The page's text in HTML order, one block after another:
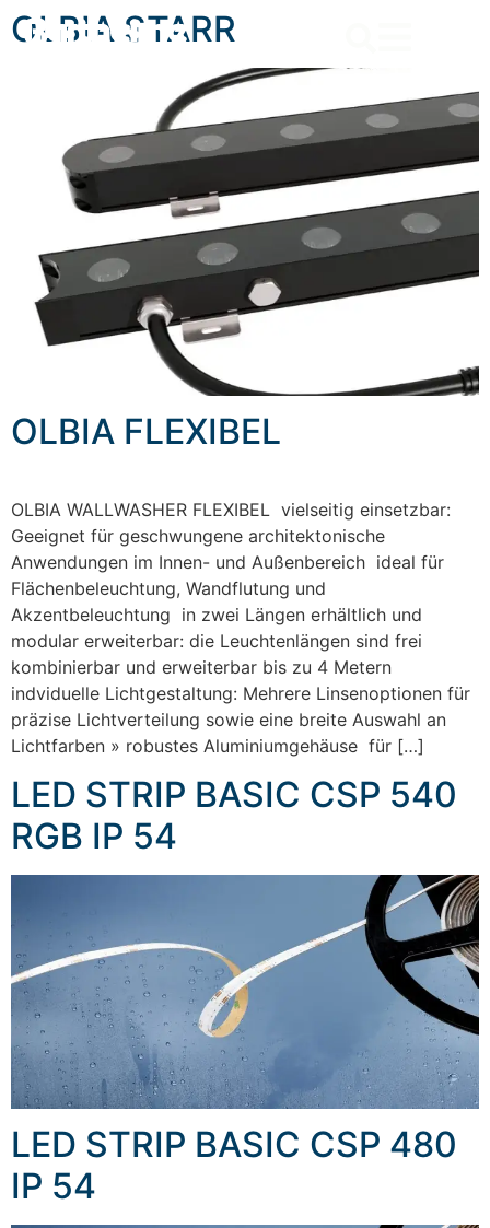
content
OLBIA STARR
OLBIA FLEXIBEL
OLBIA WALLWASHER FLEXIBEL vielseitig einsetzbar:
Geeignet für geschwungene architektonische
Anwendungen im Innen- und Außenbereich ideal für
Flächenbeleuchtung, Wandflutung und
Akzentbeleuchtung in zwei Längen erhältlich und
modular erweiterbar: die Leuchtenlängen sind frei
kombinierbar und erweiterbar bis zu 4 Metern
indviduelle Lichtgestaltung: Mehrere Linsenoptionen für
präzise Lichtverteilung sowie eine breite Auswahl an
Lichtfarben » robustes Aluminiumgehäuse für […]
LED STRIP BASIC CSP 540
RGB IP 54
LED STRIP BASIC CSP 480
IP 54